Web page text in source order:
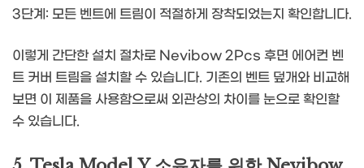
3단계: 모든 벤트에 트림이 적절하게 장착되었는지 확인합니다.
이렇게 간단한 설치 절차로 Nevibow 2Pcs 후면 에어컨 벤
트 커버 트림을 설치할 수 있습니다. 기존의 벤트 덮개와 비교해
보면 이 제품을 사용함으로써 외관상의 차이를 눈으로 확인할
수 있습니다.